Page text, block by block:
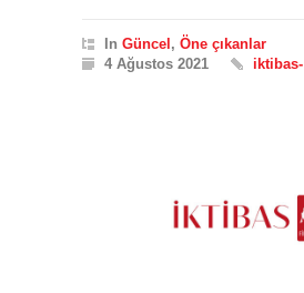
In Güncel, Öne çıkanlar
4 Ağustos 2021
iktibas-